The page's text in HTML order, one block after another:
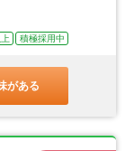
積極採用中
がある